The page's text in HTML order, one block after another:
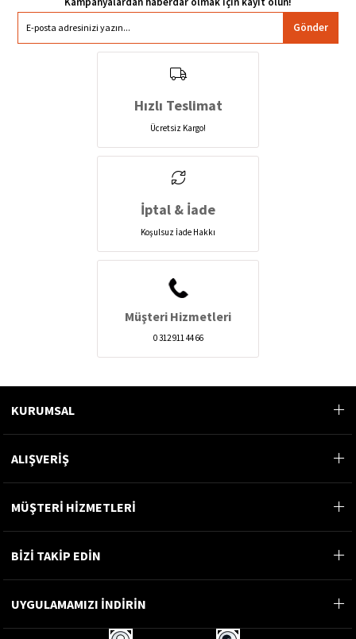
Gönder
Hızlı Teslimat
Ücretsiz Kargo!
İptal & İade
Koşulsuz İade Hakkı
Müşteri Hizmetleri
0 312 911 44 66
KURUMSAL
ALIŞVERİŞ
MÜŞTERİ HİZMETLERİ
BİZİ TAKİP EDİN
UYGULAMAMIZI İNDİRİN